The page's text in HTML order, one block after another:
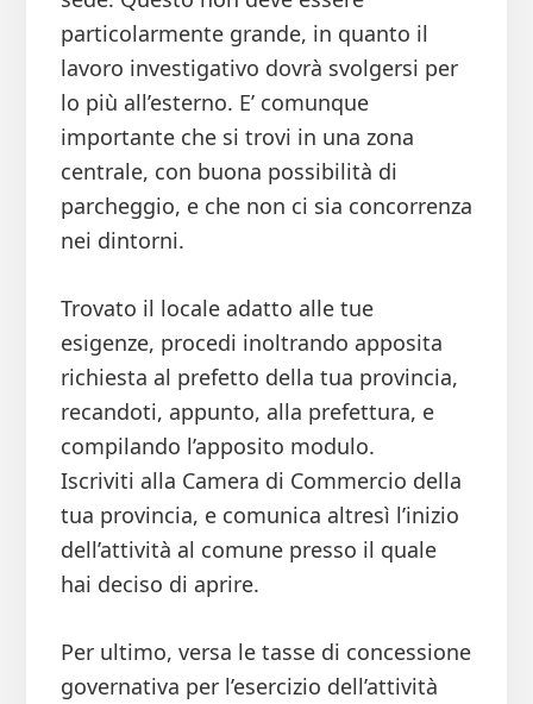
particolarmente grande, in quanto il
lavoro investigativo dovrà svolgersi per
lo più all’esterno. E’ comunque
importante che si trovi in una zona
centrale, con buona possibilità di
parcheggio, e che non ci sia concorrenza
nei dintorni.
Trovato il locale adatto alle tue
esigenze, procedi inoltrando apposita
richiesta al prefetto della tua provincia,
recandoti, appunto, alla prefettura, e
compilando l’apposito modulo.
Iscriviti alla Camera di Commercio della
tua provincia, e comunica altresì l’inizio
dell’attività al comune presso il quale
hai deciso di aprire.
Per ultimo, versa le tasse di concessione
governativa per l’esercizio dell’attività